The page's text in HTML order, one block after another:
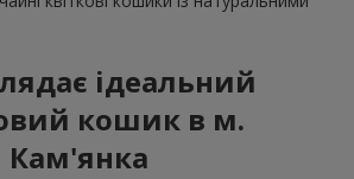
ідеальний
кошик в м.
Кам'янка